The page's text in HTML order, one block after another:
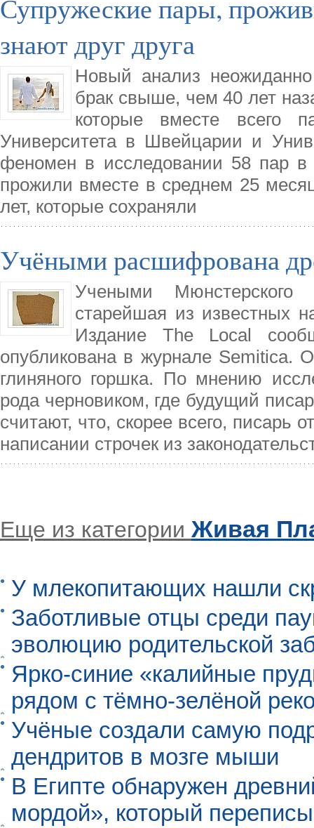
Супружеские пары,
знают друг друга
Новый анализ
брак свыше, чем 40 лет
которые вместе всего
Университета в Швейцарии и
феномен в исследовании 58 пар в
прожили вместе в среднем 25
лет, которые сохраняли
Учёными расшифрована
Учеными Мюнстерского
старейшая из известных
Издание The Local
опубликована в журнале Semitica.
глиняного горшка. По мнению
рода черновиком, где будущий
считают, что, скорее всего, писарь
написании строчек из
Еще из категории Живая
У млекопитающих нашли
Заботливые отцы среди
эволюцию родительской
Ярко-синие «калийные
рядом с тёмно-зелёной
Учёные создали самую
дендритов в мозге мыши
В Египте обнаружен
мордой», который